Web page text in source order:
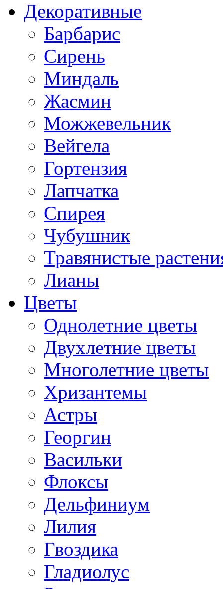
Декоративные
Барбарис
Сирень
Миндаль
Жасмин
Можжевельник
Вейгела
Гортензия
Лапчатка
Спирея
Чубушник
Травянистые
Лианы
Цветы
Однолетние цветы
Двухлетние цветы
Многолетние цветы
Хризантемы
Астры
Георгин
Васильки
Флоксы
Дельфиниум
Лилия
Гвоздика
Гладиолус